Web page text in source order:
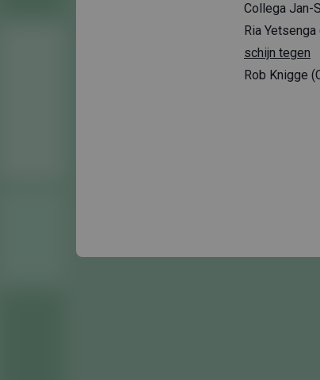
Collega Jan-
Ria
schijn tegen
Rob Knigge